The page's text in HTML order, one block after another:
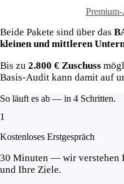
Beide Pakete sind über das
kleinen und mittleren
Bis zu 2.800 € Zuschuss
Basis-Audit kann damit auf
So läuft es ab — in 4 Schritten.
1
Kostenloses Erstgespräch
30 Minuten — wir verstehen
und Ihre Ziele.